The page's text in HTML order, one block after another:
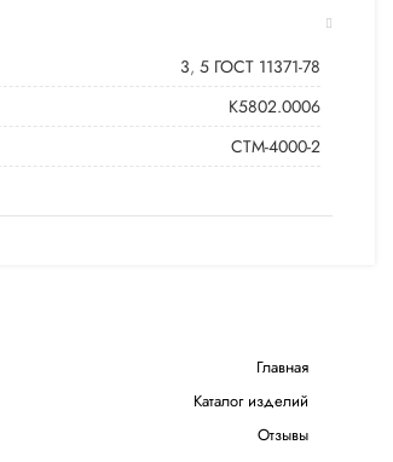
3, 5 ГОСТ 11371-78
К5802.0006
СТМ-4000-2
Главная
Каталог изделий
Отзывы